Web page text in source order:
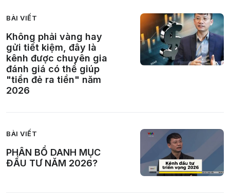
BÀI VIẾT
Không phải vàng hay
gửi tiết kiệm, đây là
kênh được chuyên gia
đánh giá có thể giúp
"tiền đẻ ra tiền" năm
2026
BÀI VIẾT
PHÂN BỔ DANH MỤC
ĐẦU TƯ NĂM 2026?